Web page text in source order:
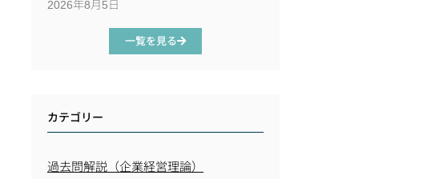
2026年8月5日
一覧を見る
カテゴリー
過去問解説（企業経営理論）